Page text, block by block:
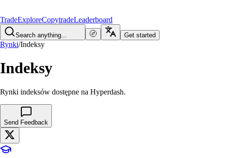
TradeExploreCopytradeLeaderboard
Search anything... Get started
Rynki/Indeksy
Indeksy
Rynki indeksów dostępne na Hyperdash.
Send Feedback